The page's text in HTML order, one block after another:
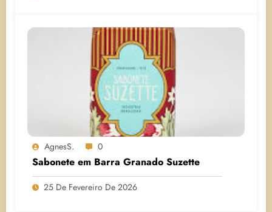
AgnesS. 0
Sabonete em Barra Granado Suzette
25 De Fevereiro De 2026